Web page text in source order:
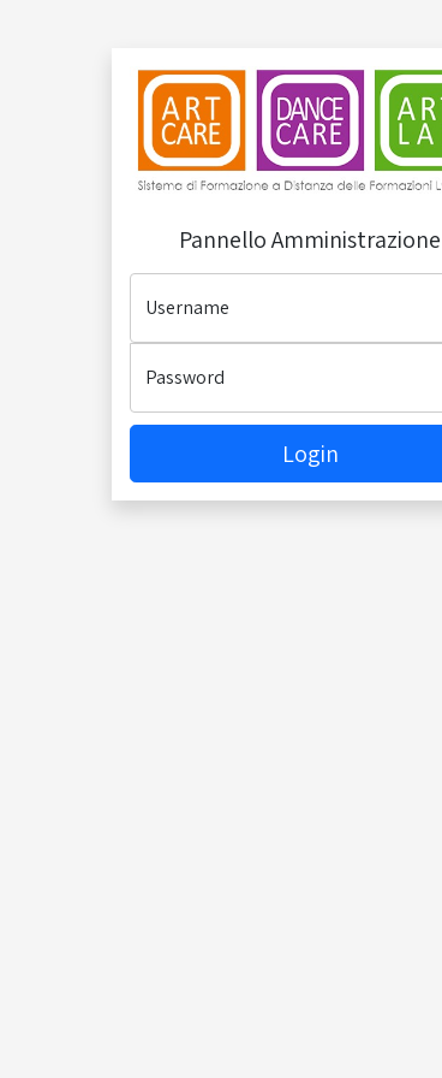
Pannello Amministrazione
Username
Password
Login